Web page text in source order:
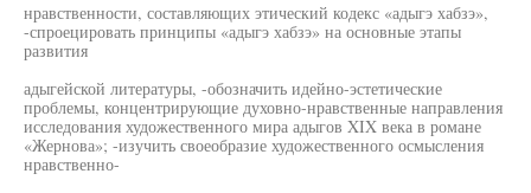
нравственности, составляющих этический кодекс «адыгэ хабзэ»,
-спроецировать принципы «адыгэ хабзэ» на основные этапы
развития
адыгейской литературы, -обозначить идейно-эстетические
проблемы, концентрирующие духовно-нравственные направления
исследования художественного мира адыгов XIX века в романе
«Жернова»; -изучить своеобразие художественного осмысления
нравственно-